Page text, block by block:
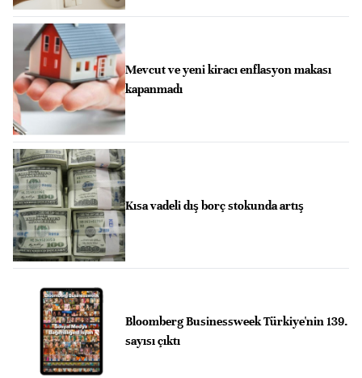
Mevcut ve yeni kiracı enflasyon makası
kapanmadı
Kısa vadeli dış borç stokunda artış
Bloomberg Businessweek Türkiye'nin 139.
sayısı çıktı